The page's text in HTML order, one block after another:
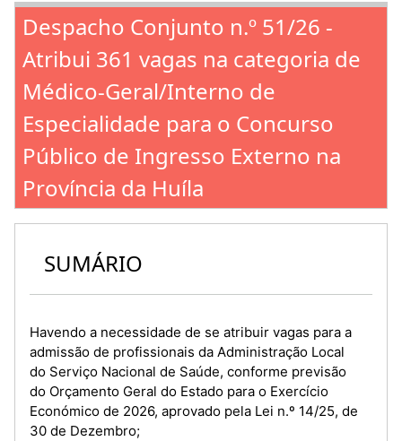
Despacho Conjunto n.º 51/26 -
Atribui 361 vagas na categoria de
Médico-Geral/Interno de
Especialidade para o Concurso
Público de Ingresso Externo na
Província da Huíla
SUMÁRIO
Havendo a necessidade de se atribuir vagas para a
admissão de profissionais da Administração Local
do Serviço Nacional de Saúde, conforme previsão
do Orçamento Geral do Estado para o Exercício
Económico de 2026, aprovado pela Lei n.º 14/25, de
30 de Dezembro;